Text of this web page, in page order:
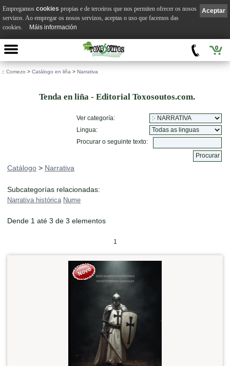
0
:: Comezo > Catálogo en liña > Narrativa
Tenda en liña - Editorial Toxosoutos.com.
Ver categoría:
Lingua:
Procurar o seguinte texto:
Catálogo > Narrativa
Subcategorías relacionadas:
Narrativa histórica Nume
Dende 1 até 3 de 3 elementos
1
Aceptar
Empregamos cookies propias e de terceiros que nos permiten ofrecer os nosos
servizos. Ao empregar os nosos servizos, aceptas o uso que facemos das
cookies.
Máis información